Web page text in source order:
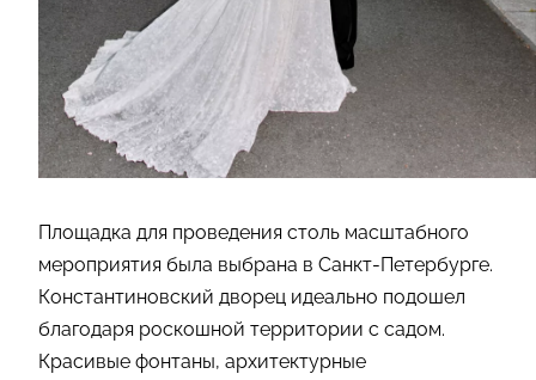
Площадка для проведения столь масштабного
мероприятия была выбрана в Санкт-Петербурге.
Константиновский дворец идеально подошел
благодаря роскошной территории с садом.
Красивые фонтаны, архитектурные